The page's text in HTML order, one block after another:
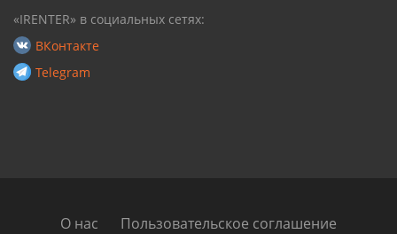
«IRENTER» в социальных сетях:
ВКонтакте
Telegram
О нас Пользовательское соглашение